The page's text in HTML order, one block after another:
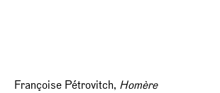
Françoise Pétrovitch, Homère